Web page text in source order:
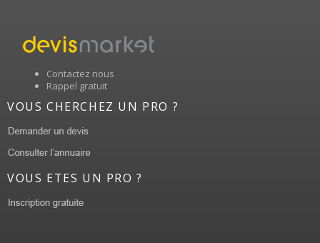
Contactez nous
Rappel gratuit
VOUS CHERCHEZ UN PRO ?
VOUS ETES UN PRO ?